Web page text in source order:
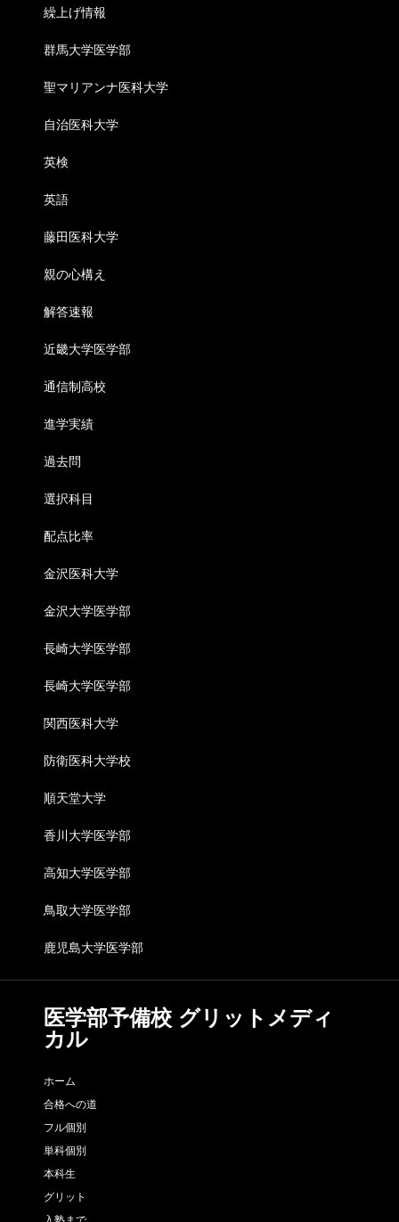
繰上げ情報
群馬大学医学部
聖マリアンナ医科大学
自治医科大学
英検
英語
藤田医科大学
親の心構え
解答速報
近畿大学医学部
通信制高校
進学実績
過去問
選択科目
配点比率
金沢医科大学
金沢大学医学部
長崎大学医学部
長崎大学医学部
関西医科大学
防衛医科大学校
順天堂大学
香川大学医学部
高知大学医学部
鳥取大学医学部
鹿児島大学医学部
医学部予備校 グリットメディ
カル
ホーム
合格への道
フル個別
単科個別
本科生
グリット